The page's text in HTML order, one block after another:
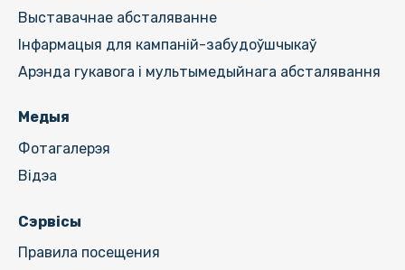
Выставачнае абсталяванне
Інфармацыя для кампаній-забудоўшчыкаў
Арэнда гукавога і мультымедыйнага абсталявання
Медыя
Фотагалерэя
Відэа
Сэрвісы
Правила посещения